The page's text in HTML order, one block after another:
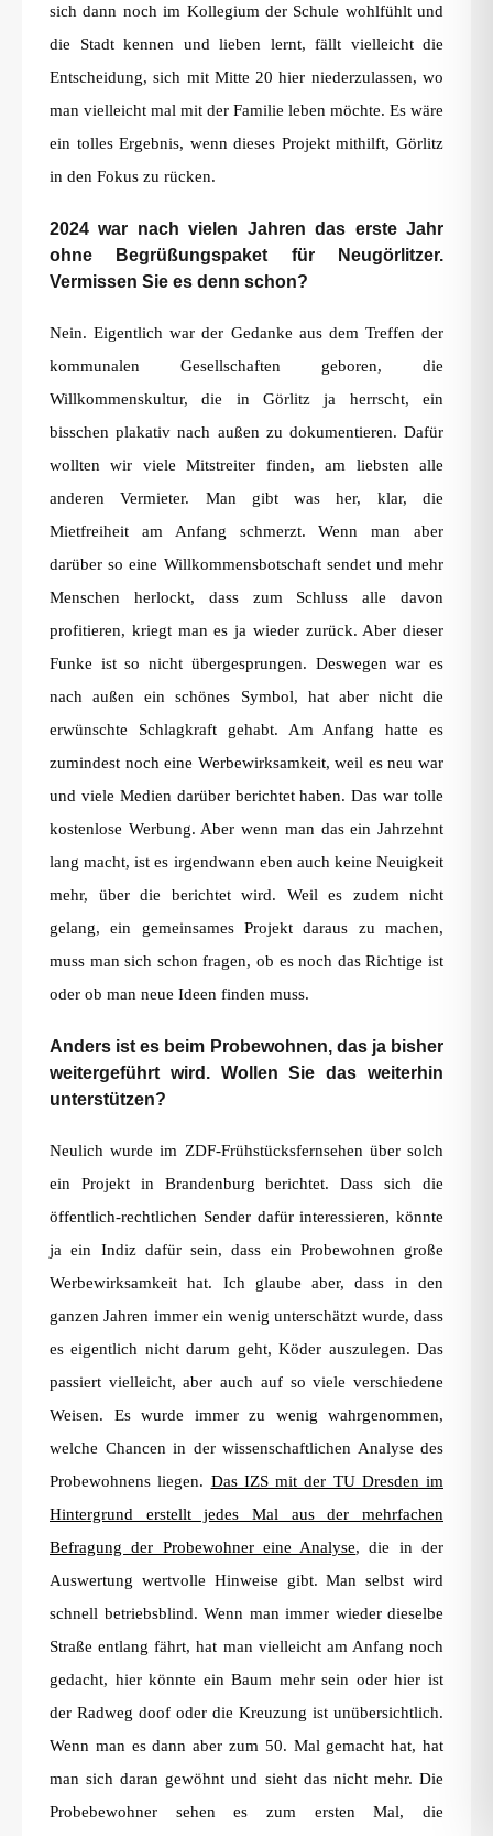
sich dann noch im Kollegium der Schule wohlfühlt und
die Stadt kennen und lieben lernt, fällt vielleicht die
Entscheidung, sich mit Mitte 20 hier niederzulassen, wo
man vielleicht mal mit der Familie leben möchte. Es wäre
ein tolles Ergebnis, wenn dieses Projekt mithilft, Görlitz
in den Fokus zu rücken.
2024 war nach vielen Jahren das erste Jahr
ohne Begrüßungspaket für Neugörlitzer.
Vermissen Sie es denn schon?
Nein. Eigentlich war der Gedanke aus dem Treffen der
kommunalen Gesellschaften geboren, die
Willkommenskultur, die in Görlitz ja herrscht, ein
bisschen plakativ nach außen zu dokumentieren. Dafür
wollten wir viele Mitstreiter finden, am liebsten alle
anderen Vermieter. Man gibt was her, klar, die
Mietfreiheit am Anfang schmerzt. Wenn man aber
darüber so eine Willkommensbotschaft sendet und mehr
Menschen herlockt, dass zum Schluss alle davon
profitieren, kriegt man es ja wieder zurück. Aber dieser
Funke ist so nicht übergesprungen. Deswegen war es
nach außen ein schönes Symbol, hat aber nicht die
erwünschte Schlagkraft gehabt. Am Anfang hatte es
zumindest noch eine Werbewirksamkeit, weil es neu war
und viele Medien darüber berichtet haben. Das war tolle
kostenlose Werbung. Aber wenn man das ein Jahrzehnt
lang macht, ist es irgendwann eben auch keine Neuigkeit
mehr, über die berichtet wird. Weil es zudem nicht
gelang, ein gemeinsames Projekt daraus zu machen,
muss man sich schon fragen, ob es noch das Richtige ist
oder ob man neue Ideen finden muss.
Anders ist es beim Probewohnen, das ja bisher
weitergeführt wird. Wollen Sie das weiterhin
unterstützen?
Neulich wurde im ZDF-Frühstücksfernsehen über solch
ein Projekt in Brandenburg berichtet. Dass sich die
öffentlich-rechtlichen Sender dafür interessieren, könnte
ja ein Indiz dafür sein, dass ein Probewohnen große
Werbewirksamkeit hat. Ich glaube aber, dass in den
ganzen Jahren immer ein wenig unterschätzt wurde, dass
es eigentlich nicht darum geht, Köder auszulegen. Das
passiert vielleicht, aber auch auf so viele verschiedene
Weisen. Es wurde immer zu wenig wahrgenommen,
welche Chancen in der wissenschaftlichen Analyse des
Probewohnens liegen. Das IZS mit der TU Dresden im
Hintergrund erstellt jedes Mal aus der mehrfachen
Befragung der Probewohner eine Analyse, die in der
Auswertung wertvolle Hinweise gibt. Man selbst wird
schnell betriebsblind. Wenn man immer wieder dieselbe
Straße entlang fährt, hat man vielleicht am Anfang noch
gedacht, hier könnte ein Baum mehr sein oder hier ist
der Radweg doof oder die Kreuzung ist unübersichtlich.
Wenn man es dann aber zum 50. Mal gemacht hat, hat
man sich daran gewöhnt und sieht das nicht mehr. Die
Probebewohner sehen es zum ersten Mal, die